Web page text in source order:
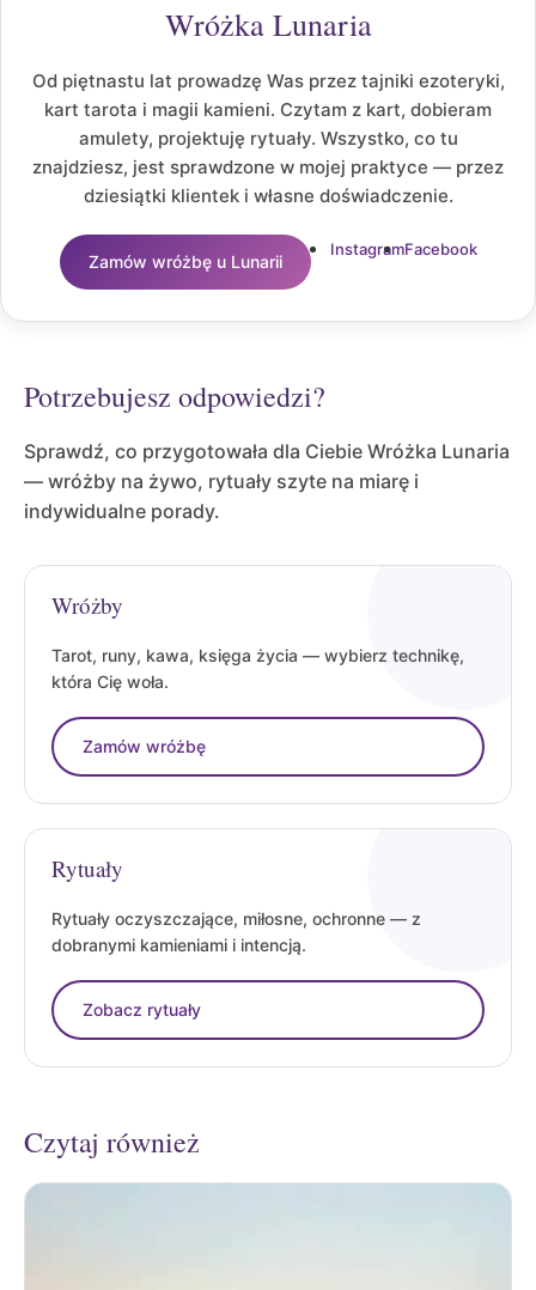
Wróżka Lunaria
Od piętnastu lat prowadzę Was przez tajniki ezoteryki,
kart tarota i magii kamieni. Czytam z kart, dobieram
amulety, projektuję rytuały. Wszystko, co tu
znajdziesz, jest sprawdzone w mojej praktyce — przez
dziesiątki klientek i własne doświadczenie.
Zamów wróżbę u Lunarii
InstagramFacebook
Potrzebujesz odpowiedzi?
Sprawdź, co przygotowała dla Ciebie Wróżka Lunaria
— wróżby na żywo, rytuały szyte na miarę i
indywidualne porady.
Wróżby
Tarot, runy, kawa, księga życia — wybierz technikę,
która Cię woła.
Zamów wróżbę
Rytuały
Rytuały oczyszczające, miłosne, ochronne — z
dobranymi kamieniami i intencją.
Zobacz rytuały
Czytaj również